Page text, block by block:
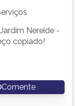
Nereide -
copiado!
Comente